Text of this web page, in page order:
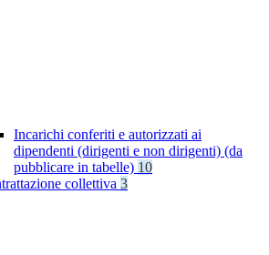
Incarichi conferiti e autorizzati ai
dipendenti (dirigenti e non dirigenti) (da
pubblicare in tabelle) 10
collettiva 3